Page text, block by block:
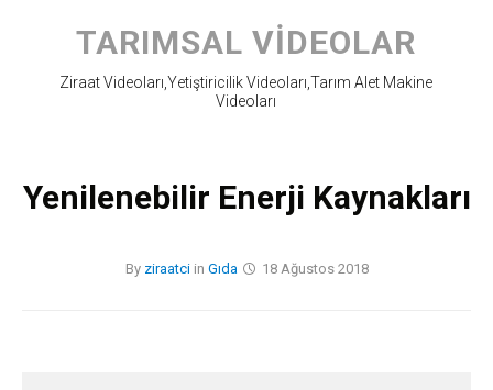
content
TARIMSAL VIDEOLAR
Ziraat Videoları,Yetiştiricilik Videoları,Tarım Alet Makine
Videoları
Yenilenebilir Enerji Kaynakları
By ziraatciin Gıda 18 Ağustos 2018